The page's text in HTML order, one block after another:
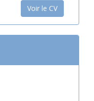
Voir le CV